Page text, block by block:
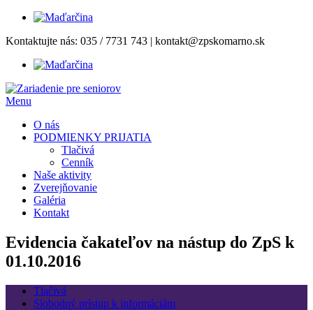
Prejsť
obsah
Kontaktujte nás: 035 / 7731 743 | kontakt@zpskomarno.sk
Menu
O nás
PODMIENKY PRIJATIA
Tlačivá
Cenník
Naše aktivity
Zverejňovanie
Galéria
Kontakt
Evidencia čakateľov na nástup do ZpS k
01.10.2016
Tlačivá
Slobodný prístup k informáciám